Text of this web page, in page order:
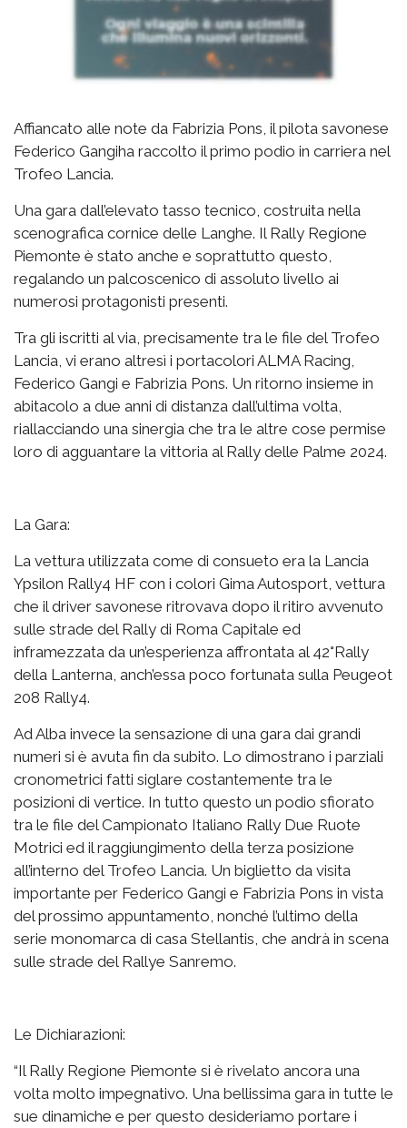
Affiancato alle note da Fabrizia Pons, il pilota savonese
Federico Gangiha raccolto il primo podio in carriera nel
Trofeo Lancia.
Una gara dall’elevato tasso tecnico, costruita nella
scenografica cornice delle Langhe. Il Rally Regione
Piemonte è stato anche e soprattutto questo,
regalando un palcoscenico di assoluto livello ai
numerosi protagonisti presenti.
Tra gli iscritti al via, precisamente tra le file del Trofeo
Lancia, vi erano altresì i portacolori ALMA Racing,
Federico Gangi e Fabrizia Pons. Un ritorno insieme in
abitacolo a due anni di distanza dall’ultima volta,
riallacciando una sinergia che tra le altre cose permise
loro di agguantare la vittoria al Rally delle Palme 2024.
La Gara:
La vettura utilizzata come di consueto era la Lancia
Ypsilon Rally4 HF con i colori Gima Autosport, vettura
che il driver savonese ritrovava dopo il ritiro avvenuto
sulle strade del Rally di Roma Capitale ed
inframezzata da un’esperienza affrontata al 42°Rally
della Lanterna, anch’essa poco fortunata sulla Peugeot
208 Rally4.
Ad Alba invece la sensazione di una gara dai grandi
numeri si è avuta fin da subito. Lo dimostrano i parziali
cronometrici fatti siglare costantemente tra le
posizioni di vertice. In tutto questo un podio sfiorato
tra le file del Campionato Italiano Rally Due Ruote
Motrici ed il raggiungimento della terza posizione
all’interno del Trofeo Lancia. Un biglietto da visita
importante per Federico Gangi e Fabrizia Pons in vista
del prossimo appuntamento, nonché l’ultimo della
serie monomarca di casa Stellantis, che andrà in scena
sulle strade del Rallye Sanremo.
Le Dichiarazioni:
“Il Rally Regione Piemonte si è rivelato ancora una
volta molto impegnativo. Una bellissima gara in tutte le
sue dinamiche e per questo desideriamo portare i